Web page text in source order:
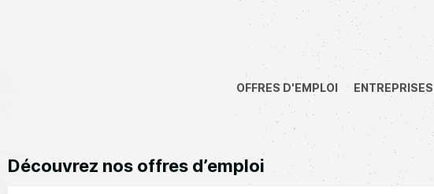
OFFRES D'EMPLOI ENTREPRISES
Découvrez nos offres d’emploi